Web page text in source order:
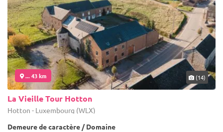
... 43 km (14)
La Vieille Tour Hotton
Hotton - Luxembourg (WLX)
Demeure de caractère / Domaine